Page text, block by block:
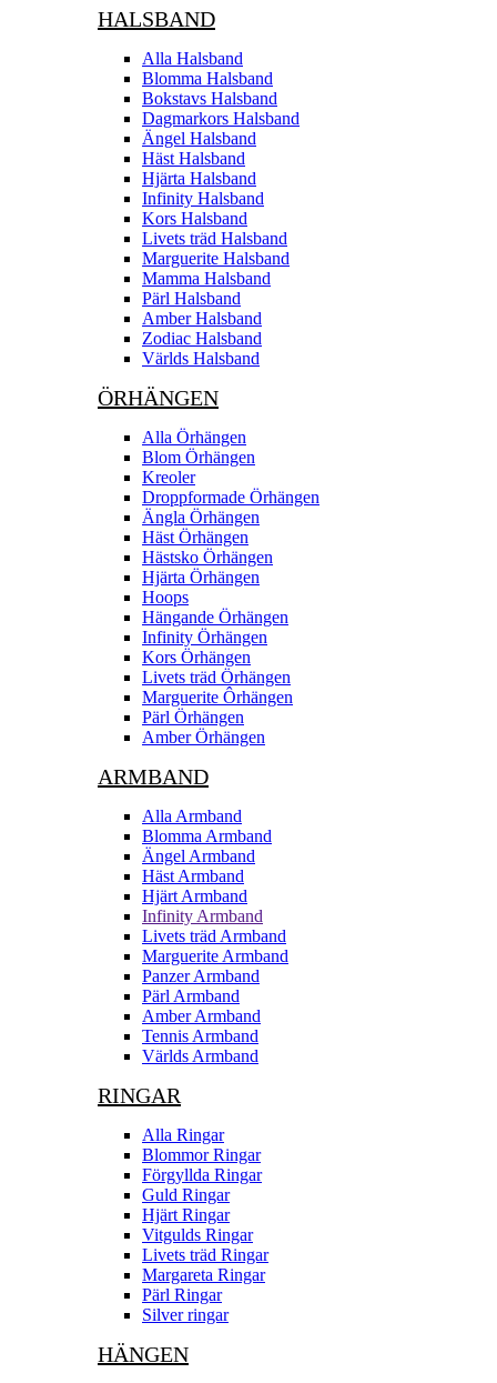
HALSBAND
Alla Halsband
Blomma Halsband
Bokstavs Halsband
Dagmarkors Halsband
Ängel Halsband
Häst Halsband
Hjärta Halsband
Infinity Halsband
Kors Halsband
Livets träd Halsband
Marguerite Halsband
Mamma Halsband
Pärl Halsband
Amber Halsband
Zodiac Halsband
Världs Halsband
ÖRHÄNGEN
Alla Örhängen
Blom Örhängen
Kreoler
Droppformade Örhängen
Ängla Örhängen
Häst Örhängen
Hästsko Örhängen
Hjärta Örhängen
Hoops
Hängande Örhängen
Infinity Örhängen
Kors Örhängen
Livets träd Örhängen
Marguerite Ôrhängen
Pärl Örhängen
Amber Örhängen
ARMBAND
Alla Armband
Blomma Armband
Ängel Armband
Häst Armband
Hjärt Armband
Infinity Armband
Livets träd Armband
Marguerite Armband
Panzer Armband
Pärl Armband
Amber Armband
Tennis Armband
Världs Armband
RINGAR
Alla Ringar
Blommor Ringar
Förgyllda Ringar
Guld Ringar
Hjärt Ringar
Vitgulds Ringar
Livets träd Ringar
Margareta Ringar
Pärl Ringar
Silver ringar
HÄNGEN